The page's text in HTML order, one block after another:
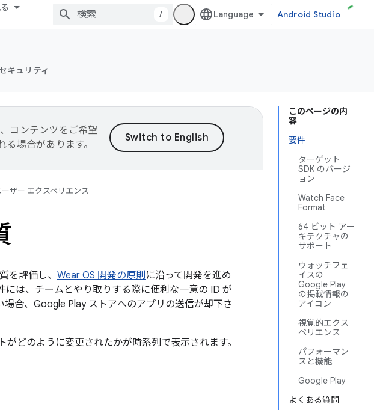
/ Android Studio
キュリティ
このページの内
容
要件
ターゲット
SDK のバージ
ョン
Watch Face
Format
64 ビット アー
キテクチャの
サポート
ウォッチフェ
イスの
Google Play
の掲載情報の
アイコン
視覚的エクス
ペリエンス
パフォーマン
スと機能
Google Play
よくある質問
コンテンツをご希望
場合があります。
ーザー エクスペリエンス
を評価し、 Wear OS 開発の原則に沿って開発を進め
は、チームとやり取りする際に便利な一意の ID が
合、Google Play ストアへのアプリの送信が却下さ
どのように変更されたかが時系列で表示されます。